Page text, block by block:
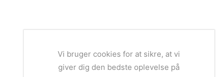
Vi bruger cookies for at sikre, at vi
giver dig den bedste oplevelse på